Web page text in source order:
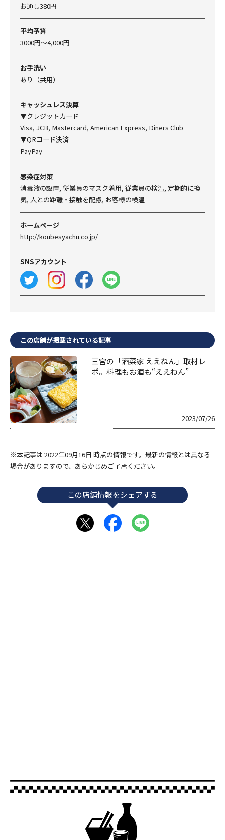
お通し380円
平均予算
3000円～4,000円
お手洗い
あり（共用）
キャッシュレス決算
▼クレジットカード
Visa, JCB, Mastercard, American Express, Diners Club
▼QRコード決済
PayPay
感染症対策
消毒液の設置, 従業員のマスク着用, 従業員の検温, 定期的に換
気, 人との距離・接触を配慮, お客様の検温
ホームページ
http://koubesyachu.co.jp/
SNSアカウント
この店舗が掲載されている記事
三宮の「酒菜家 ええねん」取材レ
ポ。料理もお酒も“ええねん”
2023/07/26
※本記事は 2022年09月16日 時点の情報です。最新の情報とは異なる
場合がありますので、あらかじめご了承ください。
この店舗情報をシェアする